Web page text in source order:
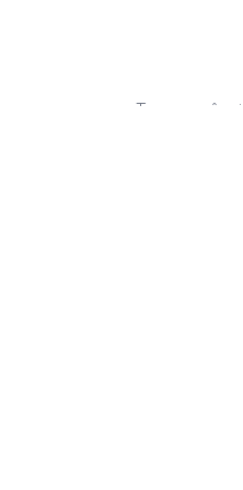
Transparência